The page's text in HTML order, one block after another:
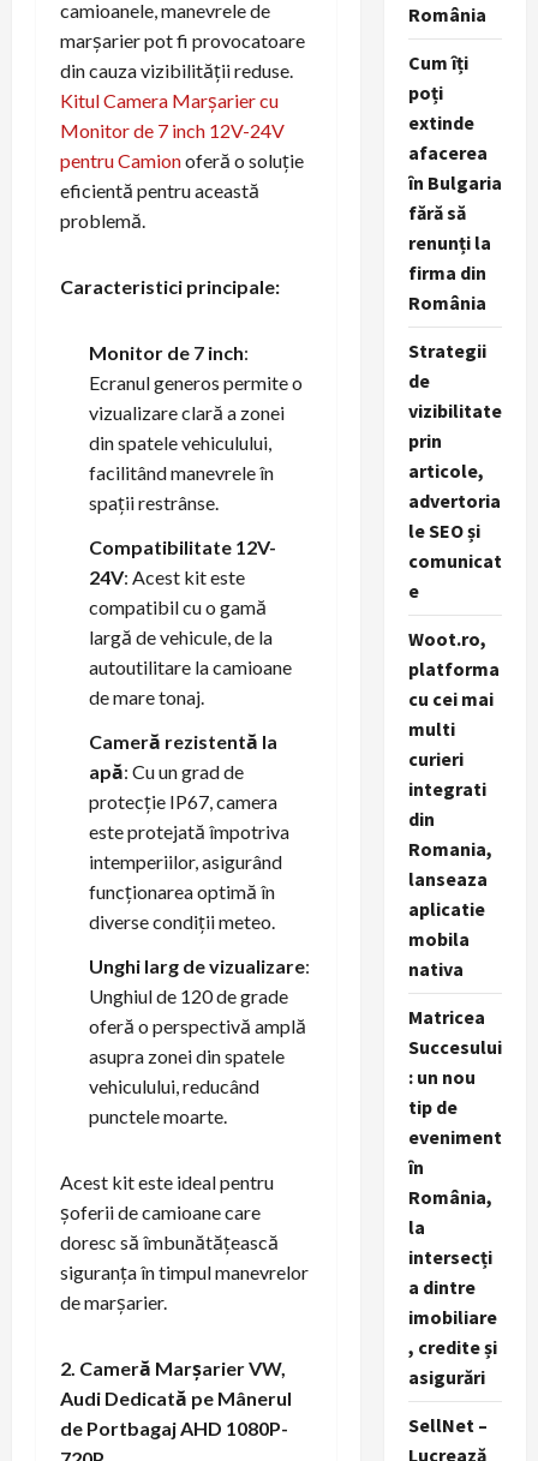
camioanele, manevrele de
marșarier pot fi provocatoare
din cauza vizibilității reduse.
Kitul Camera Marșarier cu
Monitor de 7 inch 12V-24V
pentru Camionoferă o soluție
eficientă pentru această
problemă.
Caracteristici principale:
Monitor de 7 inch:
Ecranul generos permite o
vizualizare clară a zonei
din spatele vehiculului,
facilitând manevrele în
spații restrânse.
Compatibilitate 12V-
24V: Acest kit este
compatibil cu o gamă
largă de vehicule, de la
autoutilitare la camioane
de mare tonaj.
Cameră rezistentă la
apă: Cu un grad de
protecție IP67, camera
este protejată împotriva
intemperiilor, asigurând
funcționarea optimă în
diverse condiții meteo.
Unghi larg de vizualizare:
Unghiul de 120 de grade
oferă o perspectivă amplă
asupra zonei din spatele
vehiculului, reducând
punctele moarte.
Acest kit este ideal pentru
șoferii de camioane care
doresc să îmbunătățească
siguranța în timpul manevrelor
de marșarier.
2. Cameră Marșarier VW,
Audi Dedicată pe Mânerul
de Portbagaj AHD 1080P-
România
Cum îți
poți
extinde
afacerea
în Bulgaria
fără să
renunți la
firma din
România
Strategii
de
vizibilitate
prin
articole,
advertoria
le SEO și
comunicat
e
Woot.ro,
platforma
cu cei mai
multi
curieri
integrati
din
Romania,
lanseaza
aplicatie
mobila
nativa
Matricea
Succesului
: un nou
tip de
eveniment
în
România,
la
intersecți
a dintre
imobiliare
, credite și
asigurări
SellNet –
Lucrează